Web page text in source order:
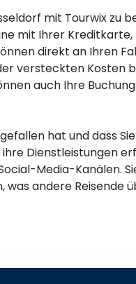
mit Tourwix zu
mit Ihrer
direkt an Ihren
versteckten Kosten
auch Ihre
hat und dass
ihre Dienstleistungen
Media-Kanälen.
andere Reisende